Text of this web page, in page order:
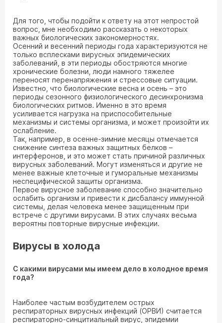
Для того, чтобы подойти к ответу на этот непростой
вопрос, мне необходимо рассказать о некоторых
важных биологических закономерностях.
Осенний и весенний периоды года характеризуются не
только всплесками вирусных эпидемических
заболеваний, в эти периоды обостряются многие
хронические болезни, люди намного тяжелее
переносят перенапряжения и стрессовые ситуации.
Известно, что биологические весна и осень – это
периоды сезонного физиологического десинхронизма
биологических ритмов. Именно в это время
усиливается нагрузка на приспособительные
механизмы и системы организма, и может произойти их
ослабление.
Так, например, в осенне-зимние месяцы отмечается
снижение синтеза важных защитных белков –
интерферонов, и это может стать причиной различных
вирусных заболеваний. Могут изменяться и другие не
менее важные клеточные и гуморальные механизмы
неспецифической защиты организма.
Первое вирусное заболевание способно значительно
ослабить организм и привести к дисбалансу иммунной
системы, делая человека менее защищенным при
встрече с другими вирусами. В этих случаях весьма
вероятны повторные вирусные инфекции.
Вирусы в холода
С какими вирусами мы имеем дело в холодное время
года?
Наиболее частым возбудителем острых
респираторных вирусных инфекций (ОРВИ) считается
респираторно-синцитиальный вирус, эпидемии